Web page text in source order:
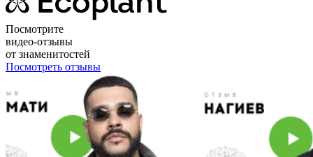
Посмотрите
видео-отзывы
от знаменитостей
Посмотреть отзывы